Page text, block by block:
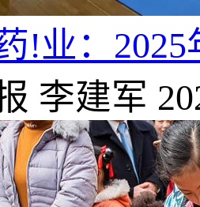
!业：2025
李建军